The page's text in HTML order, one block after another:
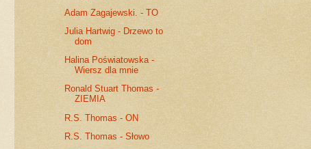
Adam Zagajewski. - TO
Julia Hartwig - Drzewo to
dom
Halina Poświatowska -
Wiersz dla mnie
Ronald Stuart Thomas -
ZIEMIA
R.S. Thomas - ON
R.S. Thomas - Słowo